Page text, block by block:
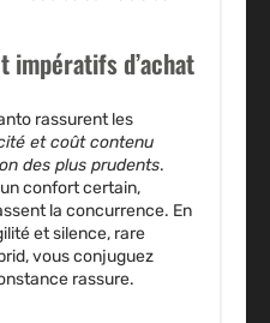
impératifs d’achat
rassurent les
et coût contenu
des plus prudents.
confort certain,
la concurrence. En
et silence, rare
vous conjuguez
rassure.